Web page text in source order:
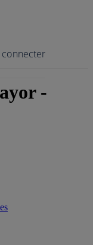
connecter
-